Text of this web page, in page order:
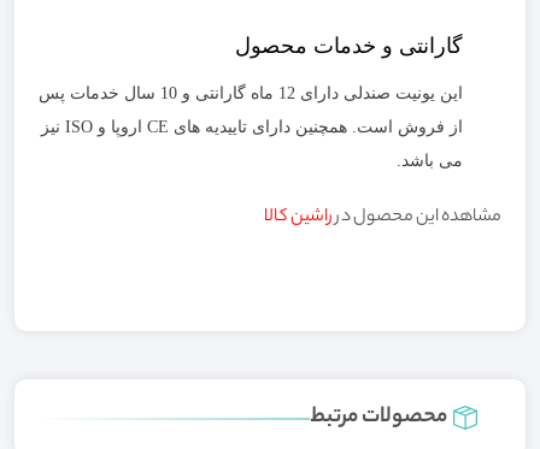
گارانتی و خدمات محصول
این یونیت صندلی دارای 12 ماه گارانتی و 10 سال خدمات پس
از فروش است. همچنین دارای تاییدیه های CE اروپا و ISO نیز
می باشد.
مشاهده این محصول درراشین کالا
محصولات مرتبط